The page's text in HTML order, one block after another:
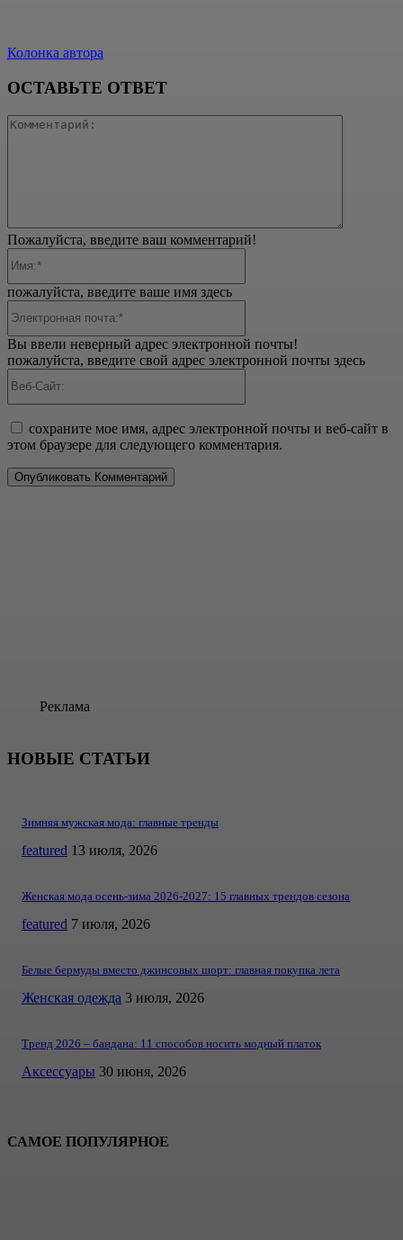
Колонка автора
ОСТАВЬТЕ ОТВЕТ
Пожалуйста, введите ваш комментарий!
пожалуйста, введите ваше имя здесь
Вы ввели неверный адрес электронной почты!
пожалуйста, введите свой адрес электронной почты здесь
сохраните мое имя, адрес электронной почты и веб-сайт в
этом браузере для следующего комментария.
Реклама
НОВЫЕ СТАТЬИ
Зимняя мужская мода: главные тренды
featured 13 июля, 2026
Женская мода осень-зима 2026-2027: 15 главных трендов сезона
featured 7 июля, 2026
Белые бермуды вместо джинсовых шорт: главная покупка лета
Женская одежда 3 июля, 2026
Тренд 2026 – бандана: 11 способов носить модный платок
Аксессуары 30 июня, 2026
САМОЕ ПОПУЛЯРНОЕ